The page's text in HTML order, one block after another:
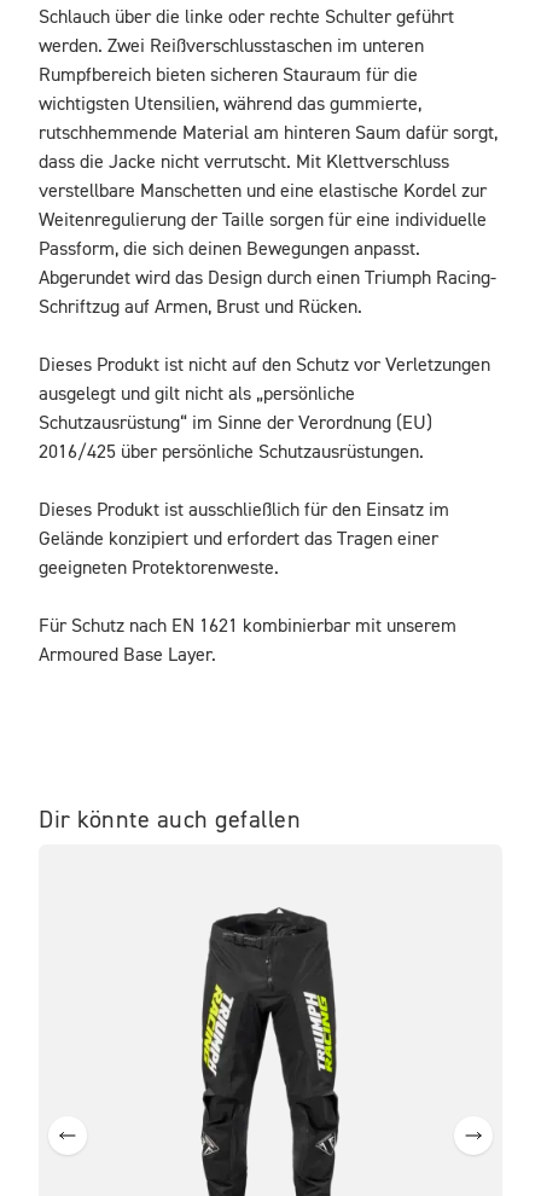
Schlauch über die linke oder rechte Schulter geführt
werden. Zwei Reißverschlusstaschen im unteren
Rumpfbereich bieten sicheren Stauraum für die
wichtigsten Utensilien, während das gummierte,
rutschhemmende Material am hinteren Saum dafür sorgt,
dass die Jacke nicht verrutscht. Mit Klettverschluss
verstellbare Manschetten und eine elastische Kordel zur
Weitenregulierung der Taille sorgen für eine individuelle
Passform, die sich deinen Bewegungen anpasst.
Abgerundet wird das Design durch einen Triumph Racing-
Schriftzug auf Armen, Brust und Rücken.
Dieses Produkt ist nicht auf den Schutz vor Verletzungen
ausgelegt und gilt nicht als „persönliche
Schutzausrüstung“ im Sinne der Verordnung (EU)
2016/425 über persönliche Schutzausrüstungen.
Dieses Produkt ist ausschließlich für den Einsatz im
Gelände konzipiert und erfordert das Tragen einer
geeigneten Protektorenweste.
Für Schutz nach EN 1621 kombinierbar mit unserem
Armoured Base Layer.
Dir könnte auch gefallen